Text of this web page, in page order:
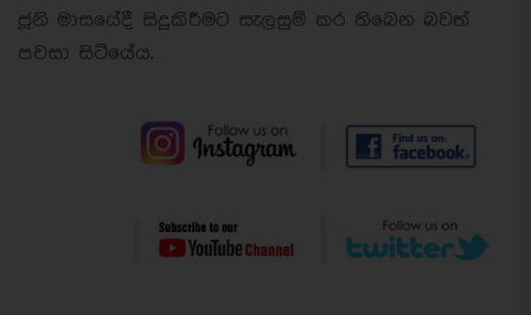
ජූනි මාසයේදී සිදුකිරීමට සැලසුම් කර තිබෙන බවත්
පවසා සිටියේය.